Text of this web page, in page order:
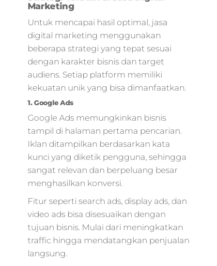
marketing,paket
online
marketing,digital
pemula,bisnis
marketing
online,online
marketing
kuliner,google
marketing
online,harga
marketing,bisnis
digital
branding,digital
marketing
telkom,layanan
digital
Marketing
Untuk mencapai hasil optimal, jasa
digital marketing menggunakan
beberapa strategi yang tepat sesuai
dengan karakter bisnis dan target
audiens. Setiap platform memiliki
kekuatan unik yang bisa dimanfaatkan.
1. Google Ads
Google Ads memungkinkan bisnis
tampil di halaman pertama pencarian.
Iklan ditampilkan berdasarkan kata
kunci yang diketik pengguna, sehingga
sangat relevan dan berpeluang besar
menghasilkan konversi.
Fitur seperti search ads, display ads, dan
video ads bisa disesuaikan dengan
tujuan bisnis. Mulai dari meningkatkan
traffic hingga mendatangkan penjualan
langsung.